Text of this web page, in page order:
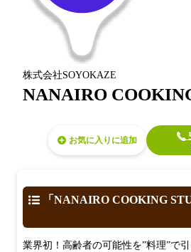
株式会社SOYOKAZE
NANAIRO
お気に入り
「NANAIRO COOKING
業界初！高齢者の可能性を”料理”で